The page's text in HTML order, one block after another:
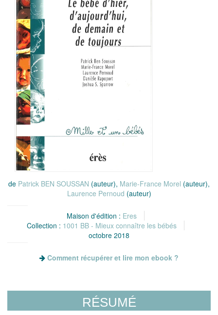
de Patrick BEN SOUSSAN (auteur), Marie-France Morel (auteur),
Laurence Pernoud (auteur)
Maison d'édition : Eres
Collection : 1001 BB - Mieux connaître les bébés
octobre 2018
Comment récupérer et lire mon ebook ?
RÉSUMÉ